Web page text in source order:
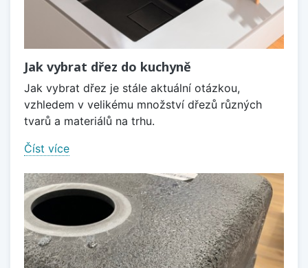
Jak vybrat dřez do kuchyně
Jak vybrat dřez je stále aktuální otázkou,
vzhledem v velikému množství dřezů různých
tvarů a materiálů na trhu.
Číst více